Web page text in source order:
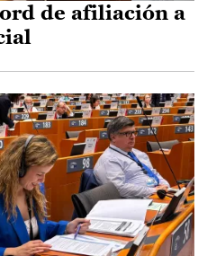
de afiliación a